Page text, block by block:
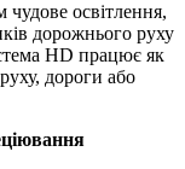
освітлення,
дорожнього руху
HD працює як
дороги або